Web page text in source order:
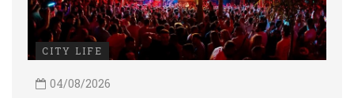
CITY LIFE
04/08/2026